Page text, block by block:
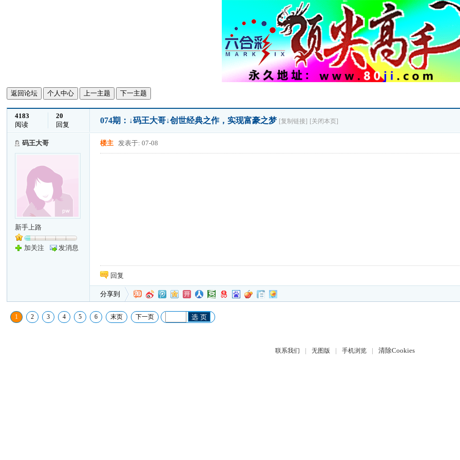
返回论坛 个人中心 上一主题 下一主题
4183
阅读
20
回复
074期：↓码王大哥↓创世经典之作，实现富豪之梦 [复制链接] [关闭本页]
码王大哥
新手上路
加关注 发消息
楼主 发表于: 07-08
回复
分享到
1 2 3 4 5 6 末页 下一页 选 页
联系我们 | 无图版 | 手机浏览 | 清除Cookies